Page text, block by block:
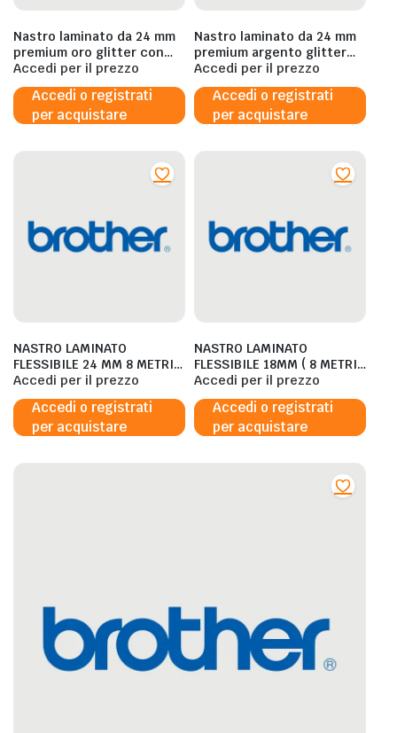
Nastro laminato da 24 mm
premium oro glitter con
scritta nera (8m)
Accedi per il prezzo
Accedi o registrati
per acquistare
Nastro laminato da 24 mm
premium argento glitter
con scritta bianca (8m)
Accedi per il prezzo
Accedi o registrati
per acquistare
NASTRO LAMINATO
FLESSIBILE 24 MM 8 METRI
NERO SU BIANCO
Accedi per il prezzo
Accedi o registrati
per acquistare
NASTRO LAMINATO
FLESSIBILE 18MM ( 8 METRI )
BERO SU BIANCO
Accedi per il prezzo
Accedi o registrati
per acquistare